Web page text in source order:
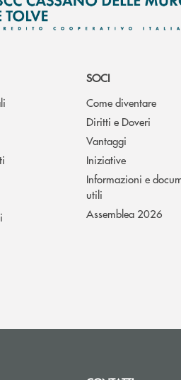
SOCI
Come diventare
Diritti e Doveri
Vantaggi
Iniziative
Informazioni e
utili
Assemblea 2026